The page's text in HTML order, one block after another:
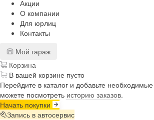
Акции
О компании
Для юрлиц
Контакты
Мой гараж
Корзина
В вашей корзине пусто
Перейдите в каталог и добавьте
можете посмотреть историю заказов.
Начать покупки
Запись в автосервис